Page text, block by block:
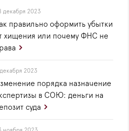
декабря 2023
правильно оформить убытки
хищения или почему ФНС не
2023
порядка назначение
в СОЮ: деньги на
суда